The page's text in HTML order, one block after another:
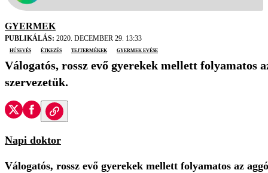
GYERMEK
PUBLIKÁLÁS: 2020. DECEMBER 29. 13:33
húsevés
étkezés tejtermékek gyermek evése
Válogatós, rossz evő gyerekek mellett folyamatos
szervezetük.
Napi doktor
Válogatós, rossz evő gyerekek mellett folyamatos az